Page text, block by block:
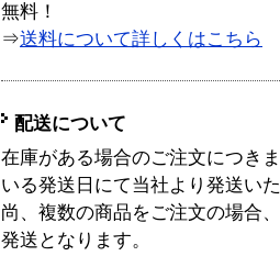
無料！
⇒送料について詳しくはこちら
配送について
在庫がある場合のご注文につき
いる発送日にて当社より発送い
尚、複数の商品をご注文の場合
発送となります。